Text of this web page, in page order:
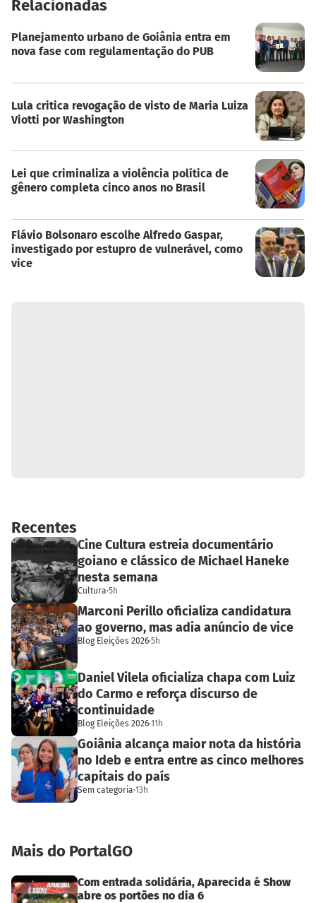
Relacionadas
Planejamento urbano de Goiânia entra em
nova fase com regulamentação do PUB
Lula critica revogação de visto de Maria Luiza
Viotti por Washington
Lei que criminaliza a violência política de
gênero completa cinco anos no Brasil
Flávio Bolsonaro escolhe Alfredo Gaspar,
investigado por estupro de vulnerável, como
vice
Recentes
Cine Cultura estreia documentário
goiano e clássico de Michael Haneke
nesta semana
Cultura·5h
Marconi Perillo oficializa candidatura
ao governo, mas adia anúncio de vice
Blog Eleições 2026·5h
Daniel Vilela oficializa chapa com Luiz
do Carmo e reforça discurso de
continuidade
Blog Eleições 2026·11h
Goiânia alcança maior nota da história
no Ideb e entra entre as cinco melhores
capitais do país
Sem categoria·13h
Mais do PortalGO
Com entrada solidária, Aparecida é Show
abre os portões no dia 6